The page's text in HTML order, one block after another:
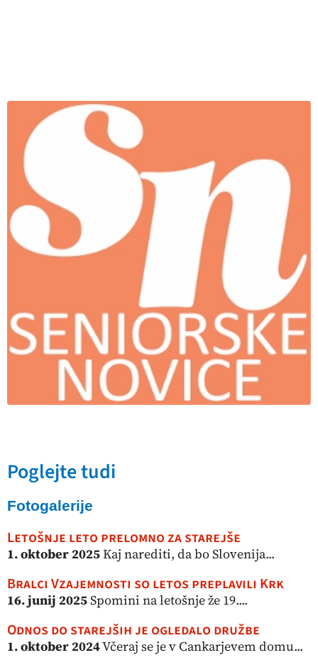
Poglejte tudi
Fotogalerije
Letošnje leto prelomno za starejše
1. oktober 2025Kaj narediti, da bo Slovenija...
Bralci Vzajemnosti so letos preplavili Krk
16. junij 2025Spomini na letošnje že 19....
Odnos do starejših je ogledalo družbe
1. oktober 2024Včeraj se je v Cankarjevem domu...